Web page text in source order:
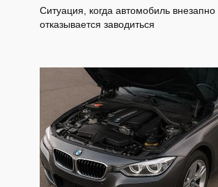
Ситуация, когда автомобиль внезапно
отказывается заводиться